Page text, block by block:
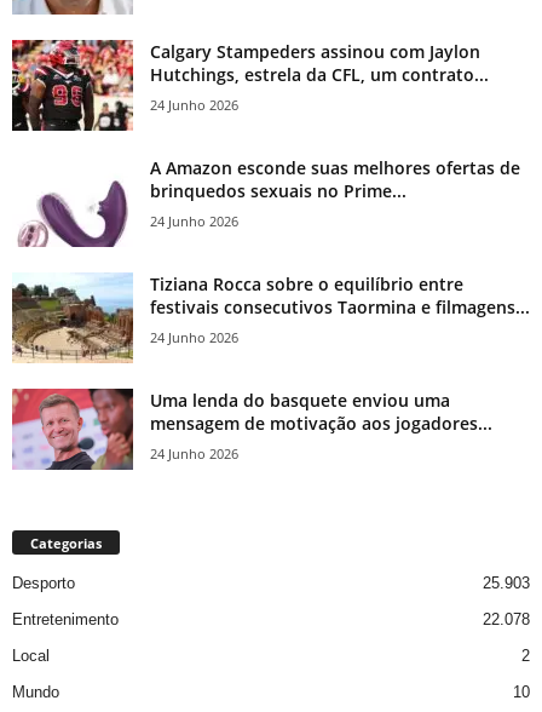
Calgary Stampeders assinou com Jaylon
Hutchings, estrela da CFL, um contrato...
24 Junho 2026
A Amazon esconde suas melhores ofertas de
brinquedos sexuais no Prime...
24 Junho 2026
Tiziana Rocca sobre o equilíbrio entre
festivais consecutivos Taormina e filmagens...
24 Junho 2026
Uma lenda do basquete enviou uma
mensagem de motivação aos jogadores...
24 Junho 2026
Categorias
Desporto
25.903
Entretenimento
22.078
Local
2
Mundo
10